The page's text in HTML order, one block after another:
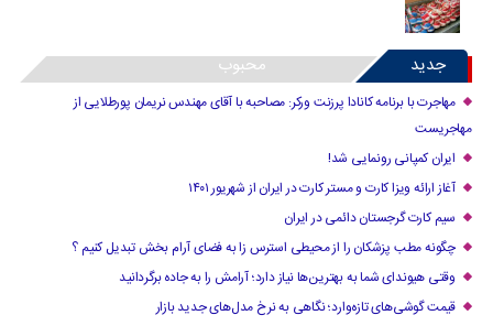
جدید محبوب
مهاجرت با برنامه کانادا پرزنت ورکر: مصاحبه با آقای مهندس نریمان پورطلایی از
مهاجریست
ایران کمپانی رونمایی شد!
آغاز ارائه ویزا کارت و مستر کارت در ایران از شهریور ۱۴۰۱
سیم کارت گرجستان دائمی در ایران
چگونه مطب پزشکان را از محیطی استرس زا به فضای آرام بخش تبدیل کنیم ؟
وقتی هیوندای شما به بهترین‌ها نیاز دارد؛ آرامش را به جاده برگردانید
قیمت گوشی‌های تازه‌وارد؛ نگاهی به نرخ مدل‌های جدید بازار